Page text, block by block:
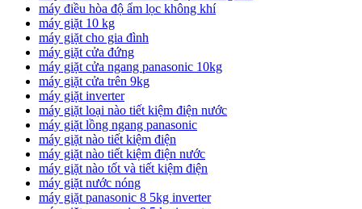
máy điều hòa độ ẩm lọc không khí
máy giặt 10 kg
máy giặt cho gia đình
máy giặt cửa đứng
máy giặt cửa ngang panasonic 10kg
máy giặt cửa trên 9kg
máy giặt inverter
máy giặt loại nào tiết kiệm điện nước
máy giặt lồng ngang panasonic
máy giặt nào tiết kiệm điện
máy giặt nào tiết kiệm điện nước
máy giặt nào tốt và tiết kiệm điện
máy giặt nước nóng
máy giặt panasonic 8 5kg inverter